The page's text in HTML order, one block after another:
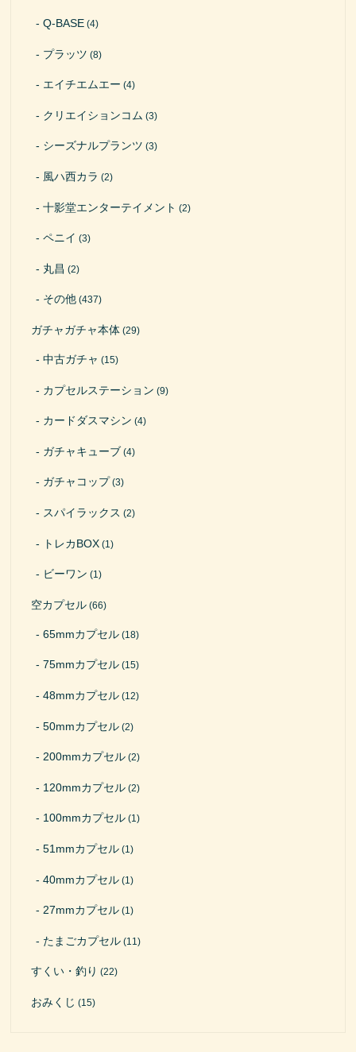
Q-BASE (4)
プラッツ (8)
エイチエムエー (4)
クリエイションコム (3)
シーズナルプランツ (3)
風ハ西カラ (2)
十影堂エンターテイメント (2)
ペニイ (3)
丸昌 (2)
その他 (437)
ガチャガチャ本体 (29)
中古ガチャ (15)
カプセルステーション (9)
カードダスマシン (4)
ガチャキューブ (4)
ガチャコップ(3)
スパイラックス (2)
トレカBOX (1)
ビーワン (1)
空カプセル (66)
65mmカプセル (18)
75mmカプセル (15)
48mmカプセル (12)
50mmカプセル (2)
200mmカプセル (2)
120mmカプセル (2)
100mmカプセル (1)
51mmカプセル (1)
40mmカプセル (1)
27mmカプセル (1)
たまごカプセル (11)
すくい・釣り (22)
おみくじ (15)